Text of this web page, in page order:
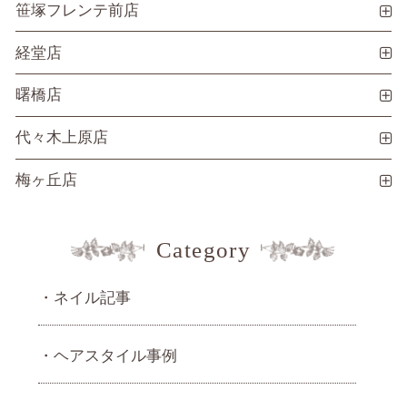
笹塚フレンテ前店
経堂店
曙橋店
代々木上原店
梅ヶ丘店
Category
ネイル記事
ヘアスタイル事例